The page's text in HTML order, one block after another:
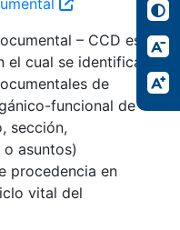
– CCD es
el cual se identifican
de
funcional de
sección,
o asuntos)
procedencia en
vital del